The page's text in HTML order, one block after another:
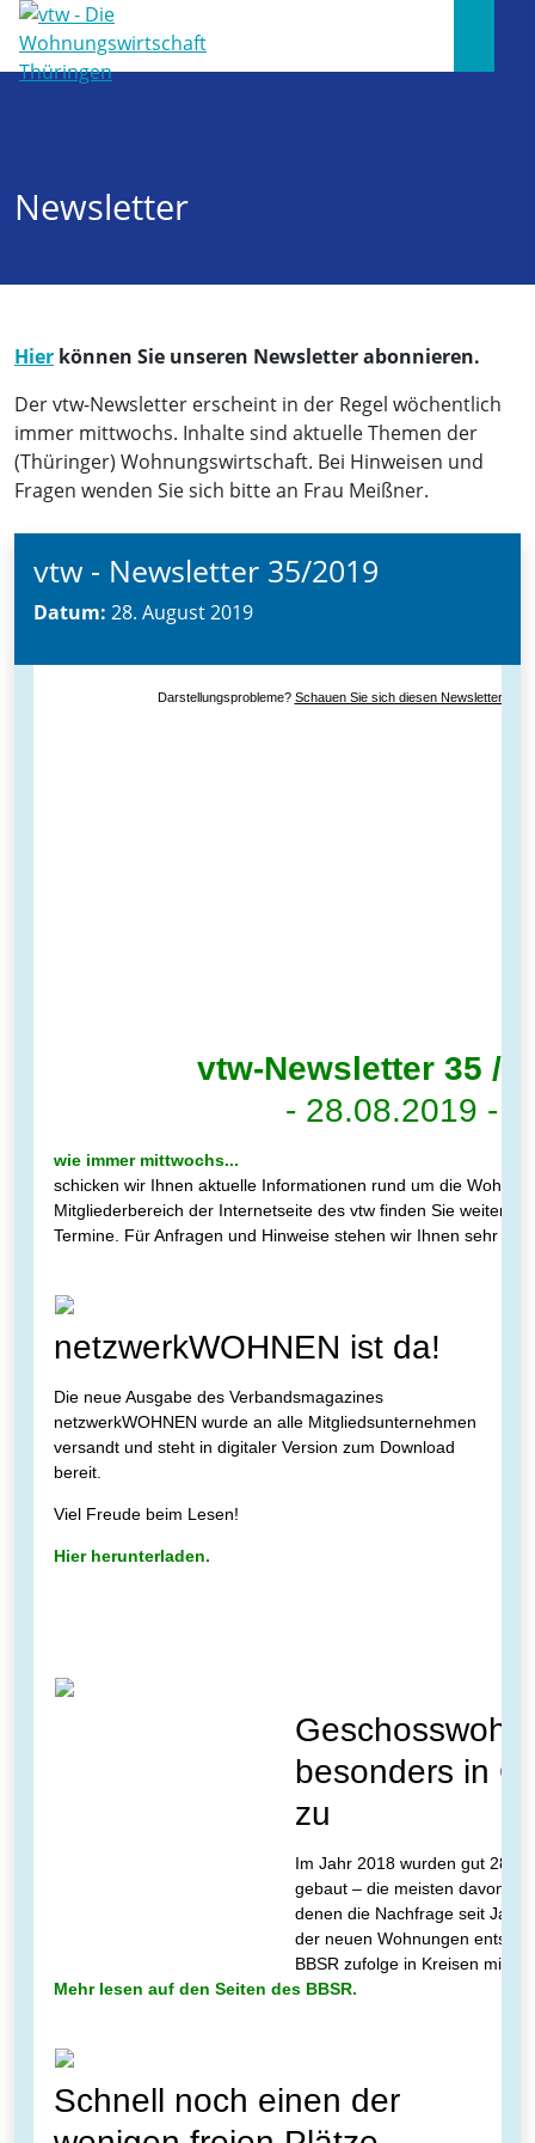
Newsletter
Hier können Sie unseren Newsletter abonnieren.
Der vtw-Newsletter erscheint in der Regel wöchentlich
immer mittwochs. Inhalte sind aktuelle Themen der
(Thüringer) Wohnungswirtschaft. Bei Hinweisen und
Fragen wenden Sie sich bitte an Frau Meißner.
vtw - Newsletter 35/2019
Datum: 28. August 2019